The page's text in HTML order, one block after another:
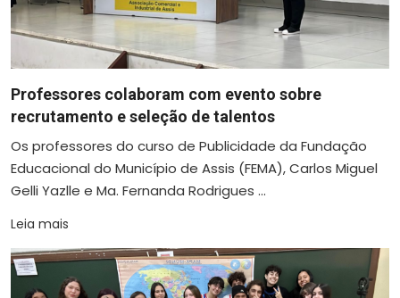
Professores colaboram com evento sobre
recrutamento e seleção de talentos
Os professores do curso de Publicidade da Fundação
Educacional do Município de Assis (FEMA), Carlos Miguel
Gelli Yazlle e Ma. Fernanda Rodrigues ...
Leia mais